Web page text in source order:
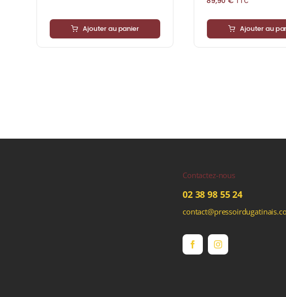
Ajouter au panier Ajouter au
Contactez-nous
02 38 98 55 24